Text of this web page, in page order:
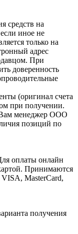
средств на
иное не
только на
адрес
При
доверенность
(оригинал счета
при получении.
Вам менеджер ООО
позиций по
оплаты онлайн
Принимаются
MasterCard,
получения